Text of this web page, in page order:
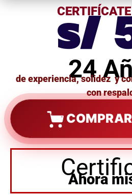
s/
24
de experiencia, solidez y
con
Ahora